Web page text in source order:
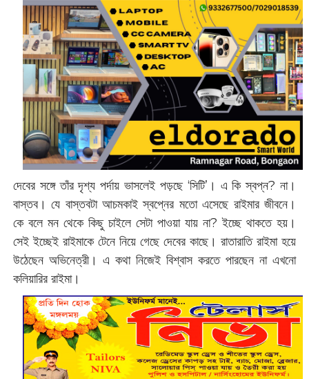
দেবের সঙ্গে তাঁর দৃশ্য পর্দায় ভাসলেই পড়ছে ‘সিটি’। এ কি স্বপ্ন? না।
বাস্তব। যে বাস্তবটা আচমকাই স্বপ্নের মতো এসেছে রাইমার জীবনে।
কে বলে মন থেকে কিছু চাইলে সেটা পাওয়া যায় না? ইচ্ছে থাকতে হয়।
সেই ইচ্ছেই রাইমাকে টেনে নিয়ে গেছে দেবের কাছে। রাতারাতি রাইমা হয়ে
উঠেছেন অভিনেত্রী। এ কথা নিজেই বিশ্বাস করতে পারছেন না এখনো
কলিয়ারির রাইমা।